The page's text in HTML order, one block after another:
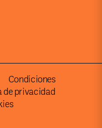
Condiciones
de privacidad